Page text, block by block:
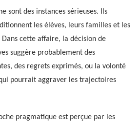
sont des instances sérieuses. Ils
les élèves, leurs familles et les
Dans cette affaire, la décision de
suggère probablement des
des regrets exprimés, ou la volonté
pourrait aggraver les trajectoires
pragmatique est perçue par les